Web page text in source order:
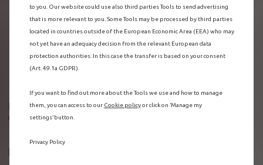
données d'utilisation :
kilométrage, vitesse, temps de
conduite, utilisation des systèmes ADAS ;
données de localisation : lorsque le GPS est activé ;
données d'interaction :navigation, demandes vocales,
utilisation des services connectés ;
dysfonctionnements détectés.
Le volume de données varie en fonction de l'utilisation du véhicule
connecté.
Finalités du traitement des données
to you. Our website could use also third parties Tools to send advertising
that is more relevant to you. Some Tools may be processed by third parties
located in countries outside of the European Economic Area (EEA) who may
not yet have an adequacy decision from the relevant European data
protection authorities. In this case the transfer is based on your consent
(Art. 49.1a GDPR).
If you want to find out more about the Tools we use and how to manage
them, you can access to our Cookie policyor click on ‘Manage my
settings’ button.
Privacy Policy